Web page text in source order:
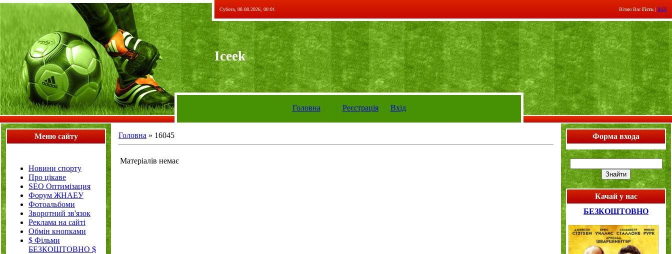
Субота, 08.08.2026, 00:01 Вітаю Вас Гість | RSS
Iceek
Головна Реєстрація Вхід
Меню сайту
Новини спорту
Про цікаве
SEO Оптимізация
Форум ЖНАЕУ
Фотоальбоми
Зворотний зв'язок
Реклама на сайті
Обмін кнопками
$ Фільми
БЕЗКОШТОВНО $
Головна » 16045
Матеріалів немає
Форма входа
Качай у нас
БЕЗКОШТОВНО